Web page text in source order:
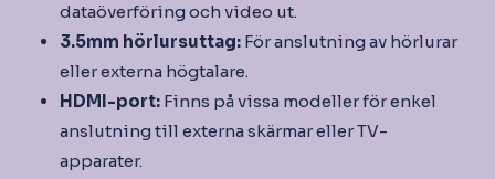
dataöverföring och video ut.
3.5mm hörlursuttag: För anslutning av hörlurar
eller externa högtalare.
HDMI-port: Finns på vissa modeller för enkel
anslutning till externa skärmar eller TV-
apparater.